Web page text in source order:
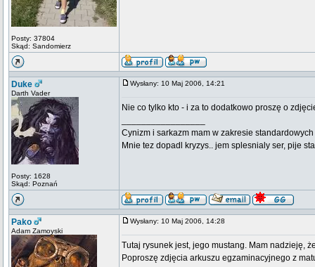
Posty: 37804
Skąd: Sandomierz
Duke
Darth Vader
Posty: 1628
Skąd: Poznań
Wysłany: 10 Maj 2006, 14:21
Nie co tylko kto - i za to dodatkowo proszę o
Cynizm i sarkazm mam w zakresie
Mnie tez dopadl kryzys.. jem splesnialy ser, pije
Pako
Adam Zamoyski
Wysłany: 10 Maj 2006, 14:28
Tutaj rysunek jest, jego mustang. Mam nadzieję,
Poproszę zdjęcia arkuszu egzaminacyjnego z